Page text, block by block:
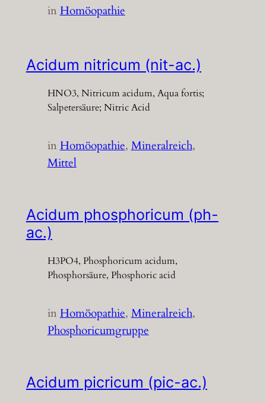
inHomöopathie
Acidum nitricum (nit-ac.)
HNO3, Nitricum acidum, Aqua fortis;
Salpetersäure; Nitric Acid
inHomöopathie, Mineralreich
Mittel
Acidum phosphoricum (ph-
ac.)
H3PO4, Phosphoricum acidum,
Phosphorsäure, Phosphoric acid
inHomöopathie, Mineralreich
Phosphoricumgruppe
Acidum picricum (pic-ac.)